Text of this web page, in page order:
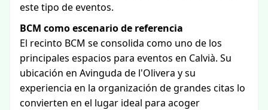
este tipo de eventos.
BCM como escenario de referencia
El recinto BCM se consolida como uno de los
principales espacios para eventos en Calvià. Su
ubicación en Avinguda de l'Olivera y su
experiencia en la organización de grandes citas lo
convierten en el lugar ideal para acoger